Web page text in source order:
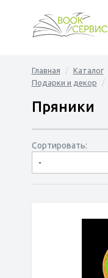
Главная Каталог
Подарки и декор
Пряники
Сортировать:
-
по дате
по популярности
сначала
сначала дорогие